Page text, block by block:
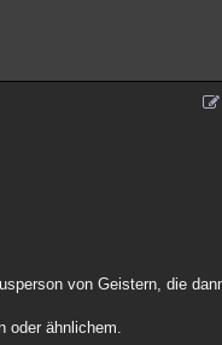
von Geistern, die
oder ähnlichem.